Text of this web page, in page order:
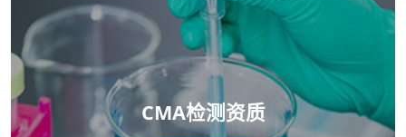
CMA检测资质